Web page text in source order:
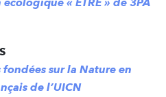
sur la Nature en
de l’UICN